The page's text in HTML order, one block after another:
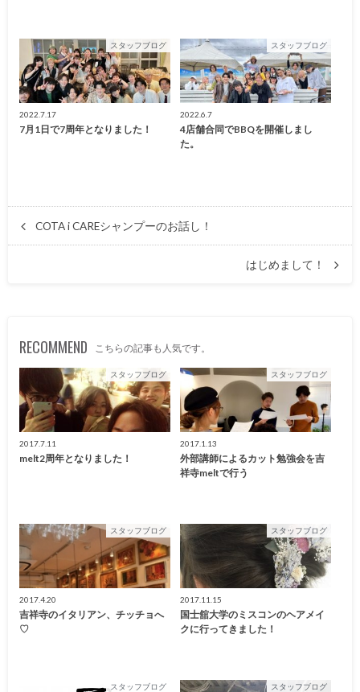
スタッフブログ
2022.7.17
7月1日で7周年となりました！
スタッフブログ
2022.6.7
4店舗合同でBBQを開催しまし
た。
COTA i CAREシャンプーのお話し！
はじめまして！
RECOMMEND こちらの記事も人気です。
スタッフブログ
2017.7.11
melt2周年となりました！
スタッフブログ
2017.1.13
外部講師によるカット勉強会を吉
祥寺meltで行う
スタッフブログ
2017.4.20
吉祥寺のイタリアン、チッチョへ
♡
スタッフブログ
2017.11.15
国士舘大学のミスコンのヘアメイ
クに行ってきました！
スタッフブログ スタッフブログ